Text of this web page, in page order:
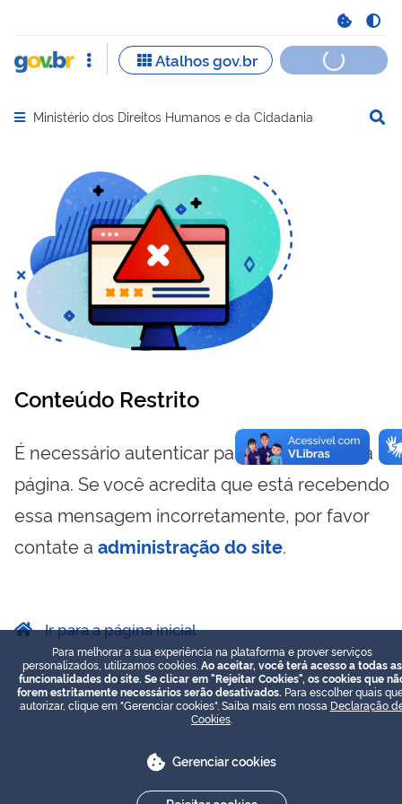
Abrir menu principal de navegação
Ministério dos Direitos Humanos e da Cidadania
Conteúdo Restrito
É necessário autenticar para visualizar essa
página. Se você acredita que está recebendo
essa mensagem incorretamente, por favor
contate a administração do site.
Ir para a página inicial
Para melhorar a sua experiência na plataforma e prover serviços
personalizados, utilizamos cookies. Ao aceitar, você terá acesso a todas as
funcionalidades do site. Se clicar em "Rejeitar Cookies", os cookies que
forem estritamente necessários serão desativados. Para escolher quais
autorizar, clique em "Gerenciar cookies". Saiba mais em nossa Declaração
Cookies
Gerenciar cookies